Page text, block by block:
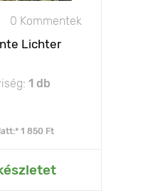
0 Kommentek
Lichter
1 db
1 850 Ft